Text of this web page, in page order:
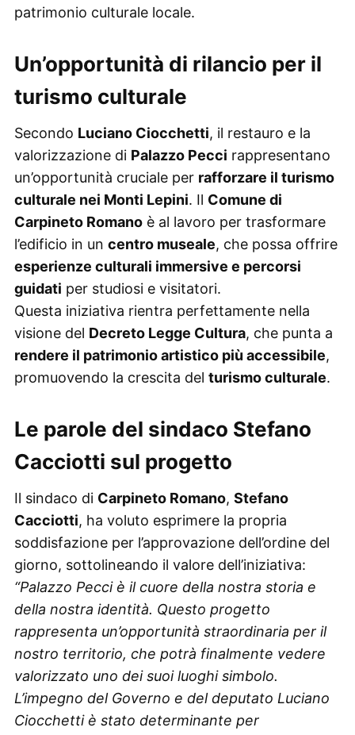
patrimonio culturale locale.
Un’opportunità di rilancio per il
turismo culturale
Secondo Luciano Ciocchetti, il restauro e la
valorizzazione di Palazzo Pecci rappresentano
un’opportunità cruciale per rafforzare il turismo
culturale nei Monti Lepini. Il Comune di
Carpineto Romanoè al lavoro per trasformare
l’edificio in un centro museale, che possa offrire
esperienze culturali immersive e percorsi
guidati per studiosi e visitatori.
Questa iniziativa rientra perfettamente nella
visione del Decreto Legge Cultura, che punta a
rendere il patrimonio artistico più accessibile,
promuovendo la crescita del turismo culturale.
Le parole del sindaco Stefano
Cacciotti sul progetto
Il sindaco di Carpineto Romano, Stefano
Cacciotti, ha voluto esprimere la propria
soddisfazione per l’approvazione dell’ordine del
giorno, sottolineando il valore dell’iniziativa:
“Palazzo Pecci è il cuore della nostra storia e
della nostra identità. Questo progetto
rappresenta un’opportunità straordinaria per il
nostro territorio, che potrà finalmente vedere
valorizzato uno dei suoi luoghi simbolo.
L’impegno del Governo e del deputato Luciano
Ciocchetti è stato determinante per